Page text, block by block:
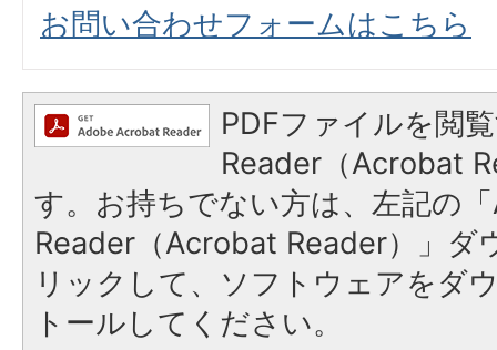
お問い合わせフォームはこちら
PDFファイルを閲
Reader（Acrobat
す。お持ちでない方は、左記の
Reader（Acrobat Reader）」ダ
リックして、ソフトウェアをダ
トールしてください。